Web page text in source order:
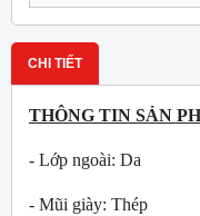
CHI TIẾT
THÔNG TIN SẢN
- Lớp ngoài: Da
- Mũi giày: Thép